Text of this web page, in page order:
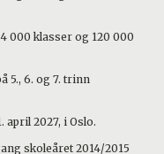
000 klasser og 120 000
5., 6. og 7. trinn
april 2027, i Oslo.
skoleåret 2014/2015